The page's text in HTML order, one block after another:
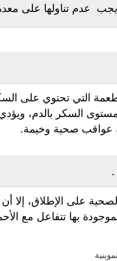
عدم تناولها على
التي تحتوي على
السكر بالدم،
عواقب صحية وخيمة.
على الإطلاق،
بها تتفاعل مع